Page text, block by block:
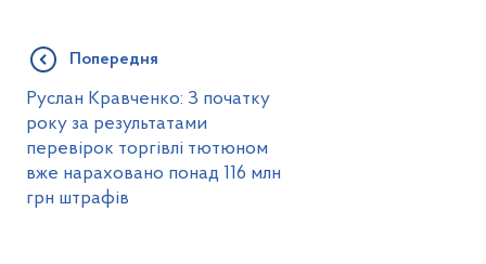
Попередня
Руслан Кравченко: З початку
року за результатами
перевірок торгівлі тютюном
вже нараховано понад 116 млн
грн штрафів